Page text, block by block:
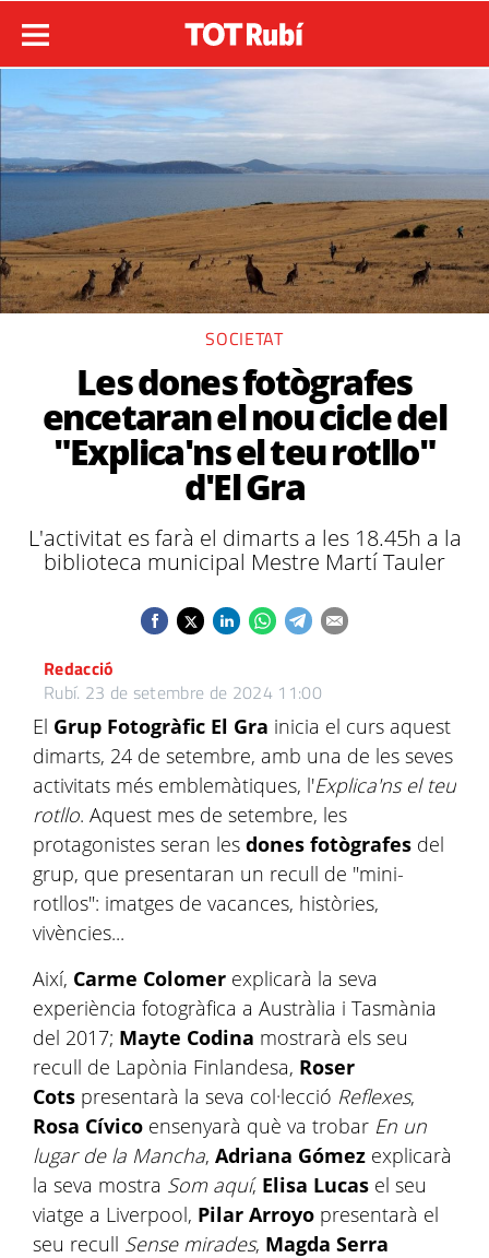
SOCIETAT
Les dones fotògrafes
encetaran el nou cicle del
"Explica'ns el teu rotllo"
d'El Gra
L'activitat es farà el dimarts a les 18.45h a la
biblioteca municipal Mestre Martí Tauler
Redacció
Rubí. 23 de setembre de 2024 11:00
El Grup Fotogràfic El Gra inicia el curs aquest
dimarts, 24 de setembre, amb una de les seves
activitats més emblemàtiques, l'Explica'ns el teu
rotllo. Aquest mes de setembre, les
protagonistes seran les dones fotògrafes del
grup, que presentaran un recull de "mini-
rotllos": imatges de vacances, històries,
vivències...
Així, Carme Colomer explicarà la seva
experiència fotogràfica a Austràlia i Tasmània
del 2017; Mayte Codina mostrarà els seu
recull de Lapònia Finlandesa, Roser
Cots presentarà la seva col·lecció Reflexes,
Rosa Cívico ensenyarà què va trobar En un
lugar de la Mancha, Adriana Gómez explicarà
la seva mostra Som aquí, Elisa Lucas el seu
viatge a Liverpool, Pilar Arroyo presentarà el
seu recull Sense mirades, Magda Serra